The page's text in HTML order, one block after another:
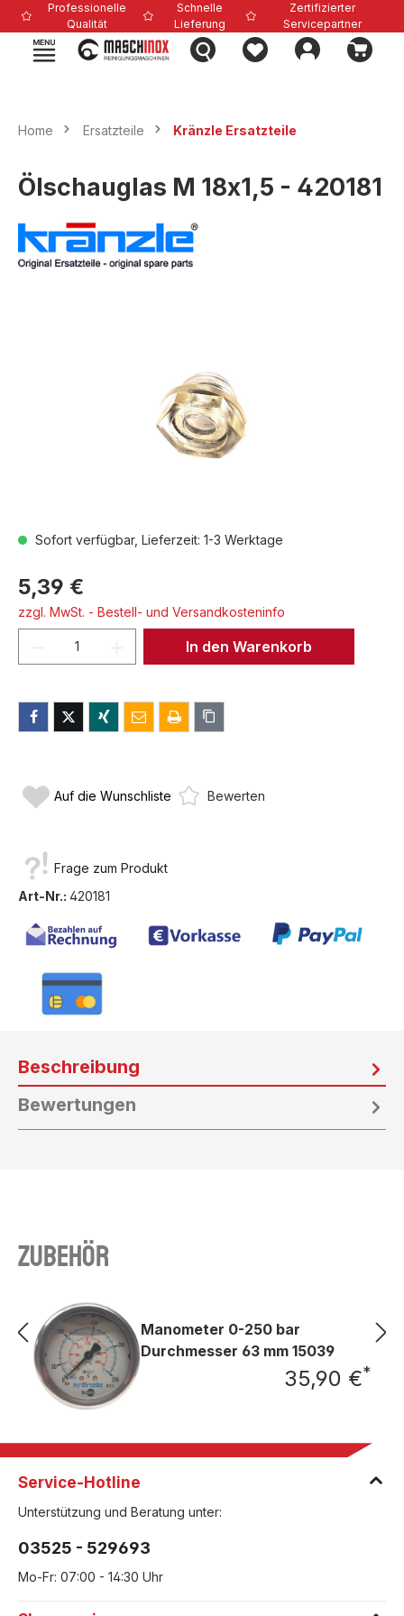
springen
Professionelle
Qualität
Schnelle
Lieferung
Zertifizierter
Servicepartner
Home Ersatzteile Kränzle Ersatzteile
Ölschauglas M 18x1,5 - 420181
Sofort verfügbar, Lieferzeit: 1-3 Werktage
5,39 €
zzgl. MwSt. - Bestell- und Versandkosteninfo
Produkt Anzahl: Gib den
In den Warenkorb
Auf die Wunschliste Bewerten
Frage zum Produkt
Art-Nr.: 420181
Beschreibung
Bewertungen
Zubehör
Manometer 0-250 bar
Durchmesser 63 mm 15039
35,90 €*
Service-Hotline
Unterstützung und Beratung unter:
03525 - 529693
Mo-Fr: 07:00 - 14:30 Uhr